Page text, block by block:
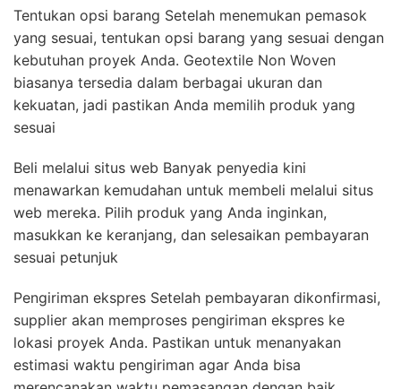
Tentukan opsi barang Setelah menemukan pemasok
yang sesuai, tentukan opsi barang yang sesuai dengan
kebutuhan proyek Anda. Geotextile Non Woven
biasanya tersedia dalam berbagai ukuran dan
kekuatan, jadi pastikan Anda memilih produk yang
sesuai
Beli melalui situs web Banyak penyedia kini
menawarkan kemudahan untuk membeli melalui situs
web mereka. Pilih produk yang Anda inginkan,
masukkan ke keranjang, dan selesaikan pembayaran
sesuai petunjuk
Pengiriman ekspres Setelah pembayaran dikonfirmasi,
supplier akan memproses pengiriman ekspres ke
lokasi proyek Anda. Pastikan untuk menanyakan
estimasi waktu pengiriman agar Anda bisa